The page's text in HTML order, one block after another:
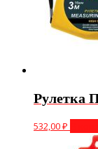
Рулетка
532,00₽